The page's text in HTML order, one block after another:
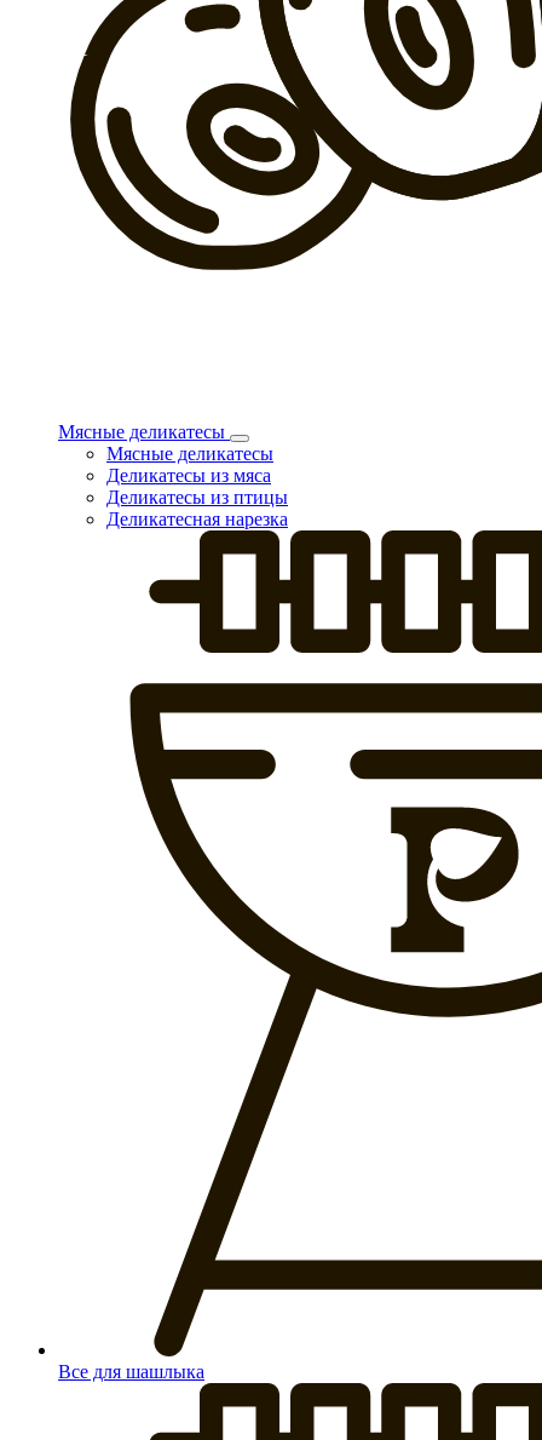
Мясные деликатесы
Мясные деликатесы
Деликатесы из мяса
Деликатесы из птицы
Деликатесная нарезка
Все для шашлыка